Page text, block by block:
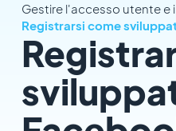
Gestire l'accesso utente e
Registrarsi come